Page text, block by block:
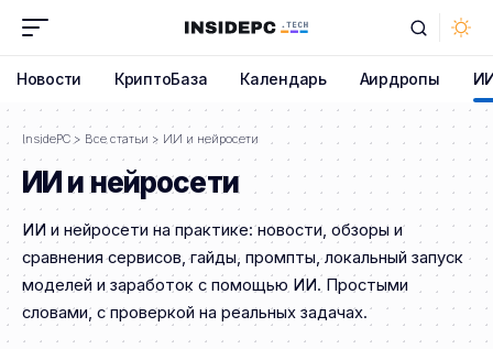
Новости КриптоБаза Календарь Аирдропы
InsidePC > Все статьи > ИИ и нейросети
ИИ и нейросети
ИИ и нейросети на практике: новости, обзоры и
сравнения сервисов, гайды, промпты, локальный запуск
моделей и заработок с помощью ИИ. Простыми
словами, с проверкой на реальных задачах.